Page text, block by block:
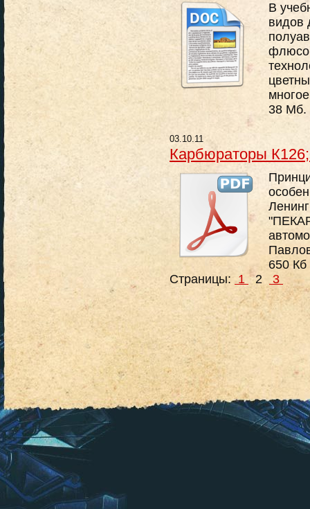
В
видов
38 Мб.
03.10.11
Карбюраторы
650 Кб
Страницы: 1 2 3